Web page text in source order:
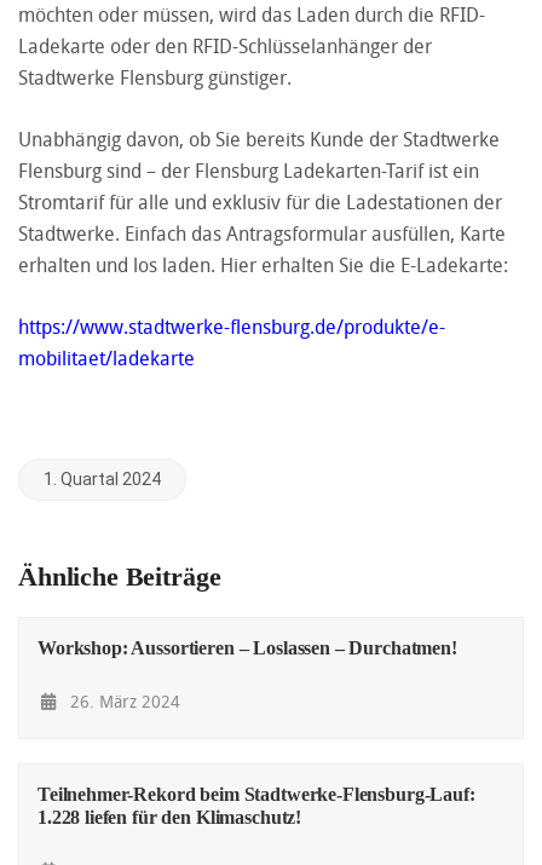
möchten oder müssen, wird das Laden durch die RFID-
Ladekarte oder den RFID-Schlüsselanhänger der
Stadtwerke Flensburg günstiger.
Unabhängig davon, ob Sie bereits Kunde der Stadtwerke
Flensburg sind – der Flensburg Ladekarten-Tarif ist ein
Stromtarif für alle und exklusiv für die Ladestationen der
Stadtwerke. Einfach das Antragsformular ausfüllen, Karte
erhalten und los laden. Hier erhalten Sie die E-Ladekarte:
https://www.stadtwerke-flensburg.de/produkte/e-
mobilitaet/ladekarte
1. Quartal 2024
Ähnliche Beiträge
Workshop: Aussortieren – Loslassen – Durchatmen!
26. März 2024
Teilnehmer-Rekord beim Stadtwerke-Flensburg-Lauf:
1.228 liefen für den Klimaschutz!